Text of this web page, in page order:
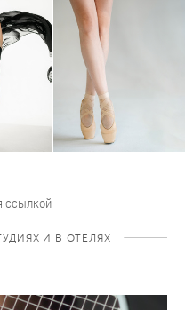
ссылкой
И В ОТЕЛЯХ